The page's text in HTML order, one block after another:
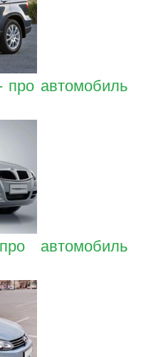
про автомобиль
автомобиль